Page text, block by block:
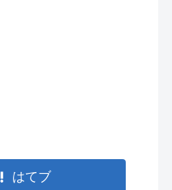
はてブ